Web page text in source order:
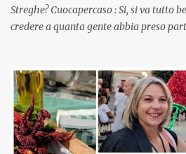
Streghe? Cuocapercaso : Si, si va tutto
credere a quanta gente abbia preso
pranzo, racconta un po'! Perchè io avrò
Cuocapercaso : A dire il vero
nulla perché vado al Pranzo Aziendale
mie capi! CoCo : Pranzo aziendale?
si, è un modo per riunirsi tutti a fine